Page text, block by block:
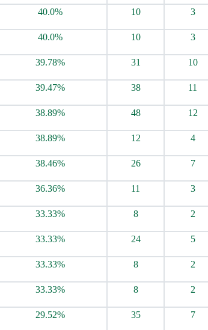
40.0% 10 3
40.0% 10 3
39.78% 31 10
39.47% 38 11
38.89% 48 12
38.89% 12 4
38.46% 26 7
36.36% 11 3
33.33% 8 2
33.33% 24 5
33.33% 8 2
33.33% 8 2
29.52% 35 7